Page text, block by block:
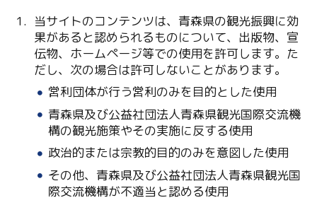
当サイトのコンテンツは、青森県の観光振興に効
果があると認められるものについて、出版物、宣
伝物、ホームページ等での使用を許可します。た
だし、次の場合は許可しないことがあります。
営利団体が行う営利のみを目的とした使用
青森県及び公益社団法人青森県観光国際交流機
構の観光施策やその実施に反する使用
政治的または宗教的目的のみを意図した使用
その他、青森県及び公益社団法人青森県観光国
際交流機構が不適当と認める使用
Twitter
Facebook
Line